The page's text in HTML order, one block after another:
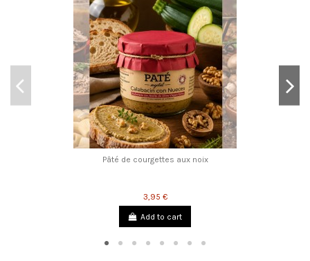
Pâté de courgettes aux noix
3,95 €
Add to cart